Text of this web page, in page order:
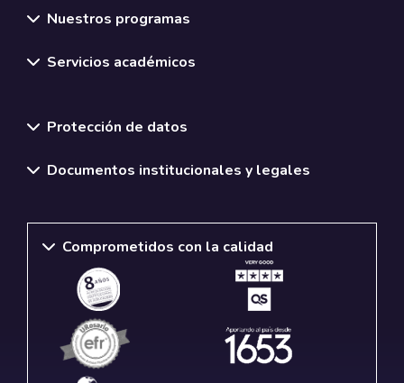
Nuestros programas
Servicios académicos
Protección de datos
Documentos institucionales y legales
Comprometidos con la calidad